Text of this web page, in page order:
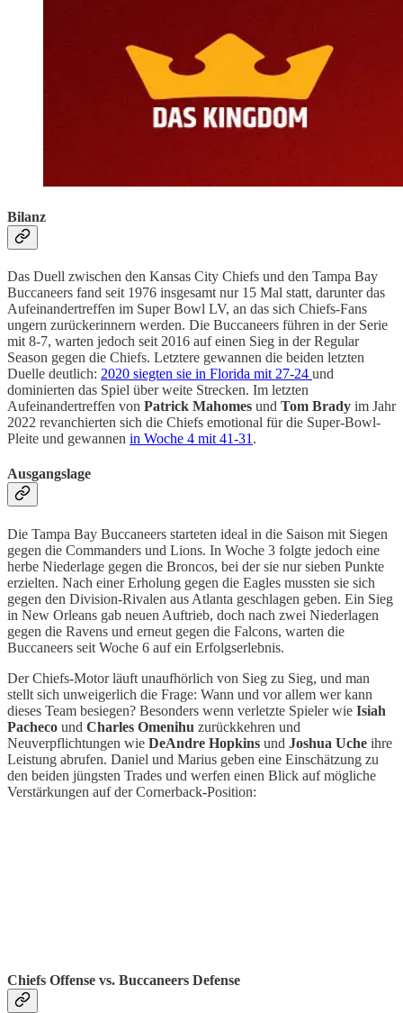
Bilanz
Das Duell zwischen den Kansas City Chiefs und den Tampa Bay
Buccaneers fand seit 1976 insgesamt nur 15 Mal statt, darunter das
Aufeinandertreffen im Super Bowl LV, an das sich Chiefs-Fans
ungern zurückerinnern werden. Die Buccaneers führen in der Serie
mit 8-7, warten jedoch seit 2016 auf einen Sieg in der Regular
Season gegen die Chiefs. Letztere gewannen die beiden letzten
Duelle deutlich: 2020 siegten sie in Florida mit 27-24 und
dominierten das Spiel über weite Strecken. Im letzten
Aufeinandertreffen von Patrick Mahomes und Tom Brady im Jahr
2022 revanchierten sich die Chiefs emotional für die Super-Bowl-
Pleite und gewannen in Woche 4 mit 41-31 .
Ausgangslage
Die Tampa Bay Buccaneers starteten ideal in die Saison mit Siegen
gegen die Commanders und Lions. In Woche 3 folgte jedoch eine
herbe Niederlage gegen die Broncos, bei der sie nur sieben Punkte
erzielten. Nach einer Erholung gegen die Eagles mussten sie sich
gegen den Division-Rivalen aus Atlanta geschlagen geben. Ein Sieg
in New Orleans gab neuen Auftrieb, doch nach zwei Niederlagen
gegen die Ravens und erneut gegen die Falcons, warten die
Buccaneers seit Woche 6 auf ein Erfolgserlebnis.
Der Chiefs-Motor läuft unaufhörlich von Sieg zu Sieg, und man
stellt sich unweigerlich die Frage: Wann und vor allem wer kann
dieses Team besiegen? Besonders wenn verletzte Spieler wie Isiah
Pacheco und Charles Omenihu zurückkehren und
Neuverpflichtungen wie DeAndre Hopkins und Joshua Uche ihre
Leistung abrufen. Daniel und Marius geben eine Einschätzung zu
den beiden jüngsten Trades und werfen einen Blick auf mögliche
Verstärkungen auf der Cornerback-Position:
Chiefs Offense vs. Buccaneers Defense